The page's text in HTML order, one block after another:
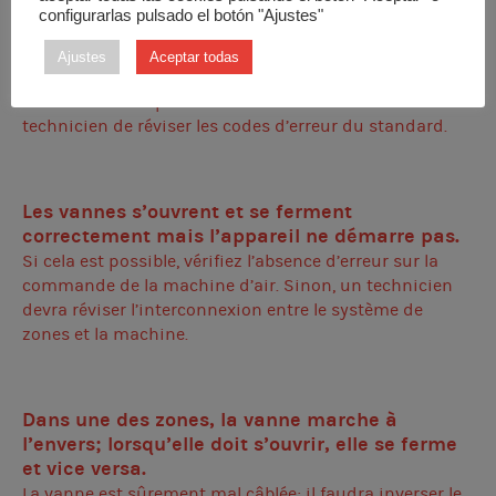
cycle de démarrage ne se termine pas. Changez les
piles au thermostat maître ou bien, s’il s’agit d’un
appareil sans fil, approchez-le de la machine. Le cycle
devrait se terminer et la machine devrait démarrer. Si
technicien de réviser les codes d’erreur du standard.
Les vannes s’ouvrent et se ferment
correctement mais l’appareil ne démarre pas.
Si cela est possible, vérifiez l’absence d’erreur sur la
commande de la machine d’air. Sinon, un technicien
devra réviser l’interconnexion entre le système de
zones et la machine.
Dans une des zones, la vanne marche à
l’envers; lorsqu’elle doit s’ouvrir, elle se ferme
et vice versa.
configurarlas pulsado el botón "Ajustes"
Ajustes Aceptar todas